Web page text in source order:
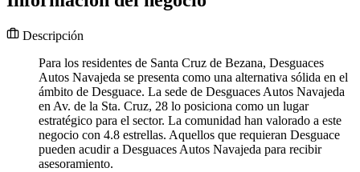
Descripción
Para los residentes de Santa Cruz de Bezana, Desguaces
Autos Navajeda se presenta como una alternativa sólida en el
ámbito de Desguace. La sede de Desguaces Autos Navajeda
en Av. de la Sta. Cruz, 28 lo posiciona como un lugar
estratégico para el sector. La comunidad han valorado a este
negocio con 4.8 estrellas. Aquellos que requieran Desguace
pueden acudir a Desguaces Autos Navajeda para recibir
asesoramiento.